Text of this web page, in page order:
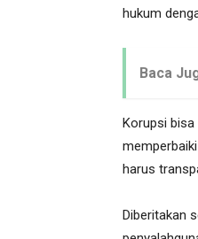
hukum
Baca
Korupsi bisa
harus
Diberitakan